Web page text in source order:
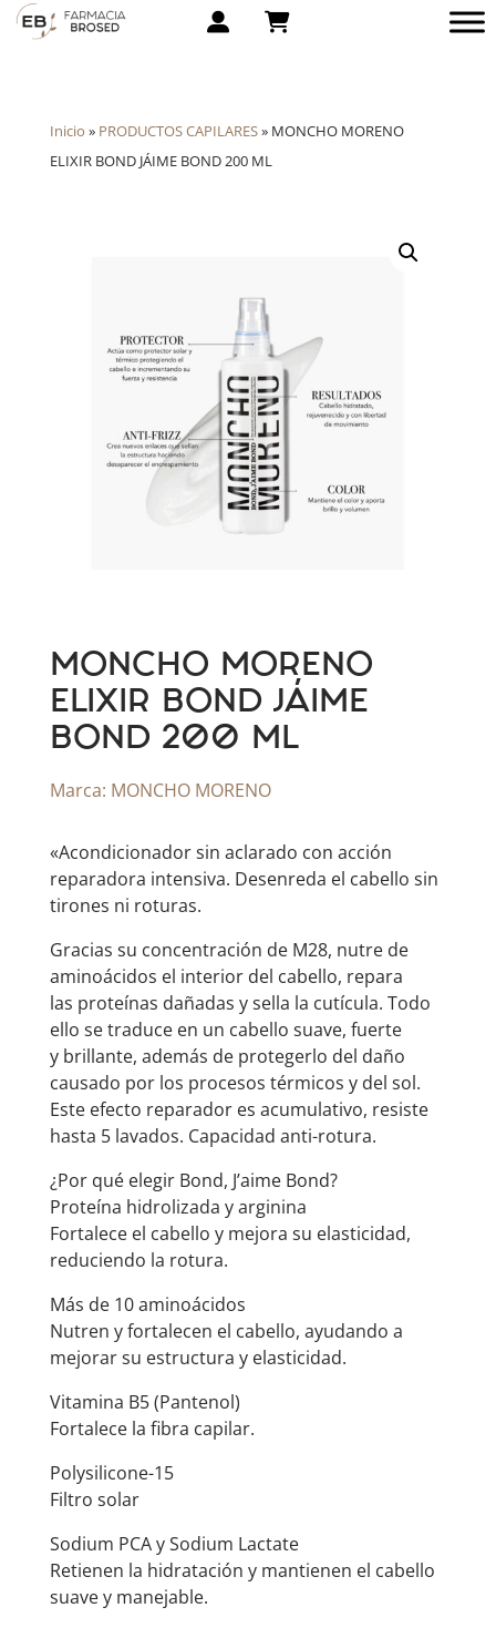
Inicio » PRODUCTOS CAPILARES» MONCHO MORENO
ELIXIR BOND JÁIME BOND 200 ML
MONCHO MORENO
ELIXIR BOND JÁIME
BOND 200 ML
Marca: MONCHO MORENO
«Acondicionador sin aclarado con acción
reparadora intensiva. Desenreda el cabello sin
tirones ni roturas.
Gracias su concentración de M28, nutre de
aminoácidos el interior del cabello, repara
las proteínas dañadas y sella la cutícula. Todo
ello se traduce en un cabello suave, fuerte
y brillante, además de protegerlo del daño
causado por los procesos térmicos y del sol.
Este efecto reparador es acumulativo, resiste
hasta 5 lavados. Capacidad anti-rotura.
¿Por qué elegir Bond, J’aime Bond?
Proteína hidrolizada y arginina
Fortalece el cabello y mejora su elasticidad,
reduciendo la rotura.
Más de 10 aminoácidos
Nutren y fortalecen el cabello, ayudando a
mejorar su estructura y elasticidad.
Vitamina B5 (Pantenol)
Fortalece la fibra capilar.
Polysilicone-15
Filtro solar
Sodium PCA y Sodium Lactate
Retienen la hidratación y mantienen el cabello
suave y manejable.